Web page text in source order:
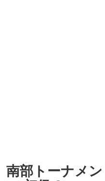
南部トーナメ